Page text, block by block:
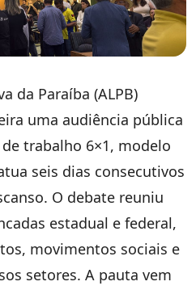
da Paraíba (ALPB)
uma audiência pública
trabalho 6×1, modelo
seis dias consecutivos
O debate reuniu
estadual e federal,
movimentos sociais e
setores. A pauta vem